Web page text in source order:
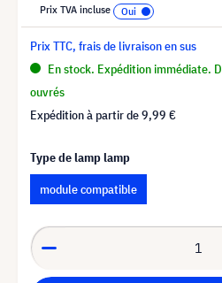
Prix TVA incluse
Prix TTC, frais de livraison en sus
En stock. Expédition immédiate.
ouvrés
Expédition à partir de9,99 €
Type de lamp lamp
module compatible